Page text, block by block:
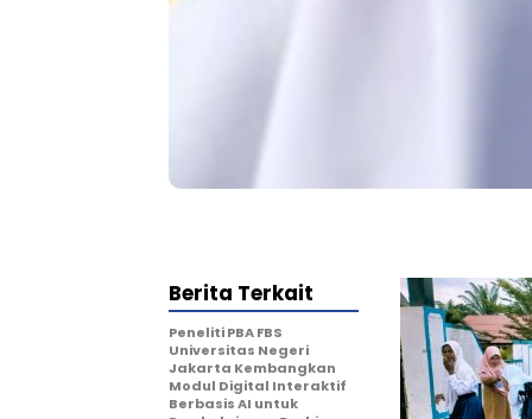
Berita Terkait
Peneliti PBA FBS
Universitas Negeri
Jakarta Kembangkan
Modul Digital Interaktif
Berbasis AI untuk